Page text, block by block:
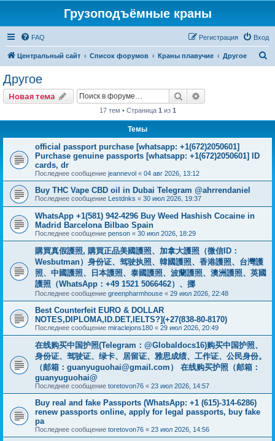
Грузоподъёмные краны
FAQ Вход
Регистрация
Центральный сайт Список форумов Краны плавучие Другое
Другое
Новая тема Поиск
17 тем • Страница 1 из 1
Темы
official passport purchase [whatsapp: +1(672)2050601]
Purchase genuine passports [whatsapp: +1(672)2050601] ID
cards, dr
Последнее сообщение jeannevol « 04 авг 2026, 13:12
Buy THC Vape CBD oil in Dubai Telegram @ahrrendaniel
Последнее сообщение Lestdnks « 30 июл 2026, 19:37
WhatsApp +1(581) 942-4296 Buy Weed Hashish Cocaine in
Madrid Barcelona Bilbao Spain
Последнее сообщение penson « 30 июл 2026, 18:29
購買真假護照, 購買正品美國護照、加拿大護照（微信ID：
Wesbutman）身份证、驾驶执照、韓國護照、香港護照、台灣護
照、中國護照、日本護照、泰國護照、波蘭護照、澳洲護照、英國
護照（WhatsApp：+49 1521 5066462）、挪
Последнее сообщение greenpharmhouse « 29 июл 2026, 22:48
Best Counterfeit EURO & DOLLAR
NOTES,DIPLOMA,ID.DET,IELTS?](+27(838-80-8170)
Последнее сообщение miraclejons180 « 29 июл 2026, 20:49
在线购买中国护照(Telegram：@Globaldocs16)购买中国护照、
身份证、驾驶证、绿卡、居留证、雅思成绩、工作证、公民身份。
（邮箱： guanyuguohai@gmail.com ） 在线购买护照（邮箱：
guanyuguohai@
Последнее сообщение toretovon76 « 23 июл 2026, 14:57
Buy real and fake Passports (WhatsApp: +1 (615)-314-6286)
renew passports online, apply for legal passports, buy fake
pa
Последнее сообщение toretovon76 « 23 июл 2026, 14:56